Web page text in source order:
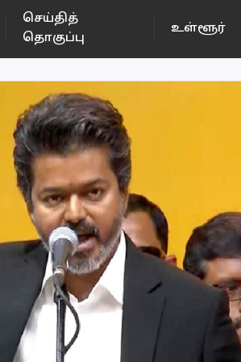
செய்தித்
தொகுப்பு
உள்ளூர்